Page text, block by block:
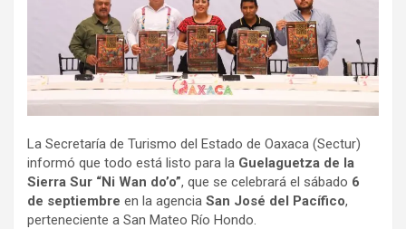
La Secretaría de Turismo del Estado de Oaxaca (Sectur)
informó que todo está listo para la Guelaguetza de la
Sierra Sur “Ni Wan do’o”, que se celebrará el sábado 6
de septiembre en la agencia San José del Pacífico,
perteneciente a San Mateo Río Hondo.